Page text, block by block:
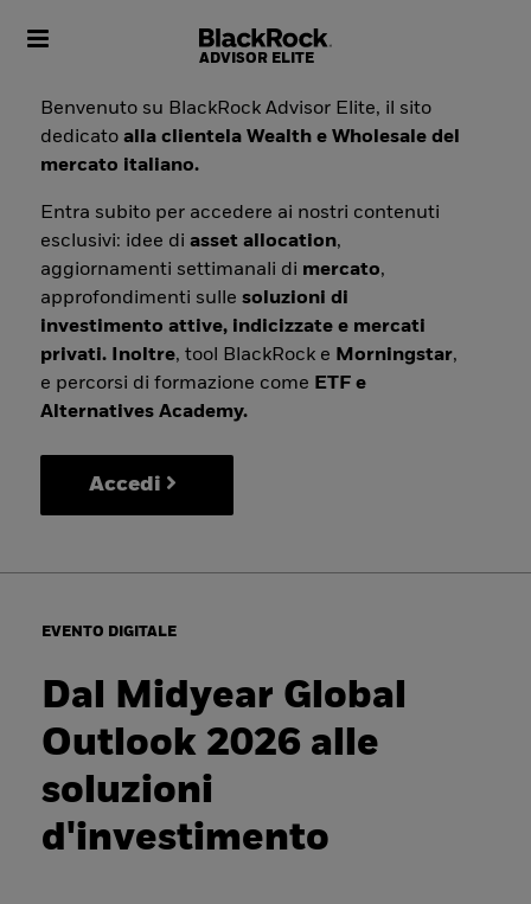
Toggle navigation
Benvenuto su BlackRock Advisor Elite, il sito
dedicatoalla clientela Wealth e Wholesale del
mercato italiano.
Entra subito per accedere ai nostri contenuti
esclusivi: idee diasset allocation,
aggiornamenti settimanali di mercato,
approfondimenti sullesoluzioni di
investimento attive, indicizzate e mercati
privati. Inoltre, tool BlackRock e Morningstar,
e percorsi di formazione come ETF e
Alternatives Academy.
Accedi
EVENTO DIGITALE
Dal Midyear Global
Outlook 2026 alle
soluzioni
d'investimento